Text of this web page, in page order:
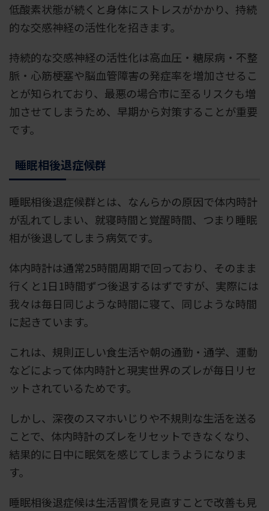
低酸素状態が続くと身体にストレスがかかり、持続
的な交感神経の活性化を招きます。
持続的な交感神経の活性化は高血圧・糖尿病・不整
脈・心筋梗塞や脳血管障害の発症率を増加させるこ
とが知られており、最悪の場合市に至るリスクも増
加させてしまうため、早期から対策することが重要
です。
睡眠相後退症候群
睡眠相後退症候群とは、なんらかの原因で体内時計
が乱れてしまい、就寝時間と覚醒時間、つまり睡眠
相が後退してしまう病気です。
体内時計は通常25時間周期で回っており、そのまま
行くと1日1時間ずつ後退するはずですが、実際には
我々は毎日同じような時間に寝て、同じような時間
に起きています。
これは、規則正しい食生活や朝の通勤・通学、運動
などによって体内時計と現実世界のズレが毎日リセ
ットされているためです。
しかし、深夜のスマホいじりや不規則な生活を送る
ことで、体内時計のズレをリセットできなくなり、
結果的に日中に眠気を感じてしまうようになりま
す。
睡眠相後退症候は生活習慣を見直すことで改善も見